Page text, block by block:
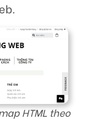
HTML theo